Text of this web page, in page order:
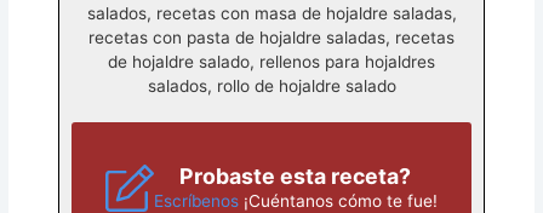
salados, recetas con masa de hojaldre saladas,
recetas con pasta de hojaldre saladas, recetas
de hojaldre salado, rellenos para hojaldres
salados, rollo de hojaldre salado
Probaste esta receta?
Escríbenos¡Cuéntanos cómo te fue!